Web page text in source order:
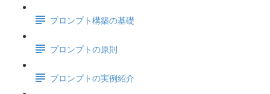
プロンプト構築の基礎
プロンプトの原則
プロンプトの実例紹介